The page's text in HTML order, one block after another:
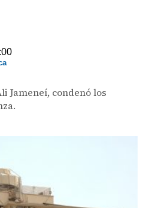
Jameneí, condenó los